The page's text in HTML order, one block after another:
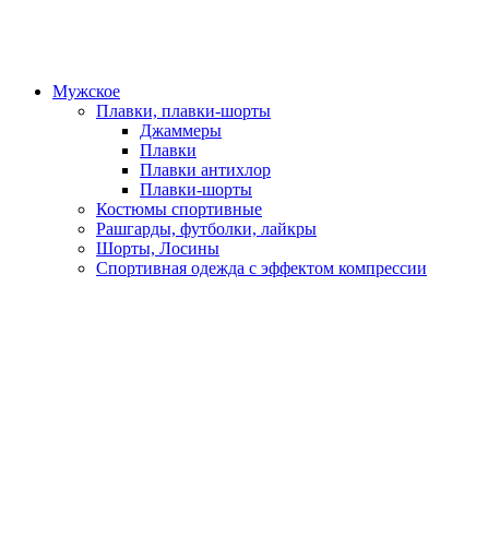
Мужское
Плавки, плавки-шорты
Джаммеры
Плавки
Плавки антихлор
Плавки-шорты
Костюмы спортивные
Рашгарды, футболки, лайкры
Шорты, Лосины
Спортивная одежда с эффектом компрессии